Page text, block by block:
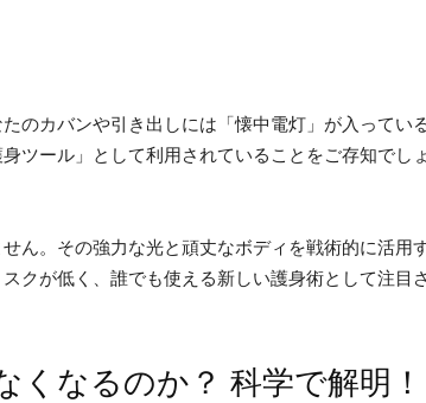
のカバンや引き出しには「懐中電灯」が入ってい
ツール」として利用されていることをご存知でし
ん。その強力な光と頑丈なボディを戦術的に活用
クが低く、誰でも使える新しい護身術として注目
なるのか？ 科学で解明！